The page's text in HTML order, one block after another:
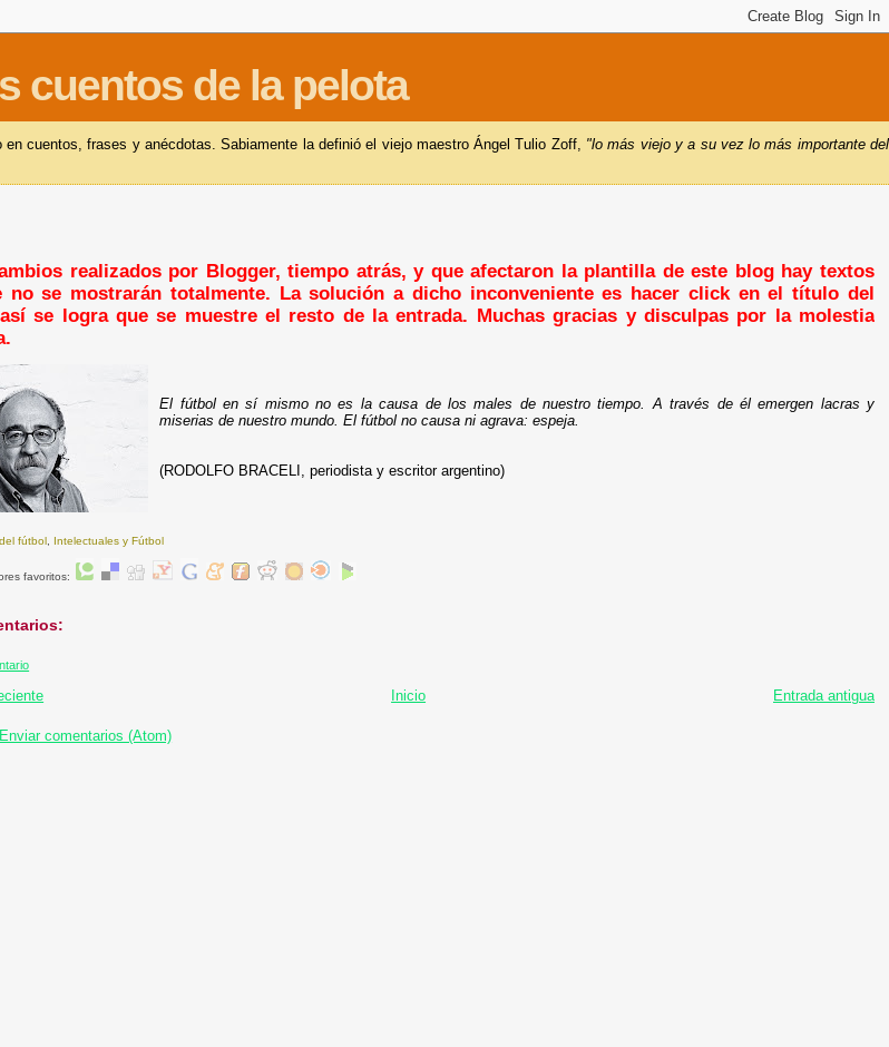
cuentos de la pelota
cuentos, frases y anécdotas. Sabiamente la definió el viejo maestro Ángel Tulio Zoff, "lo más viejo y a su vez lo más importante del
realizados por Blogger, tiempo atrás, y que afectaron la plantilla de este blog hay textos
no se mostrarán totalmente. La solución a dicho inconveniente es hacer click en el título del
se logra que se muestre el resto de la entrada. Muchas gracias y disculpas por la molestia
El fútbol en sí mismo no es la causa de los males de nuestro tiempo. A través de él emergen lacras y
miserias de nuestro mundo. El fútbol no causa ni agrava: espeja.
(RODOLFO BRACELI, periodista y escritor argentino)
fútbol Intelectuales y Fútbol
favoritos:
Entrada antigua
Inicio
Enviar comentarios (Atom)